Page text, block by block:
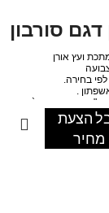
סורבון
ועץ אורן
בחירה.
.
ע"י בטון או ברגי ג`מבו
הצעת
מחיר